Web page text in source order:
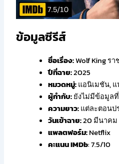
ข้อมูลซีรีส์
ชื่อเรื่อง:Wolf King ร
ปีที่ฉาย:2025
หมวดหมู่:แอนิเมชัน,
ผู้กำกับ:ยังไม่มีข้อมูล
ความยาว:แต่ละตอน
วันเข้าฉาย:20 มีนาคม
แพลตฟอร์ม:Netflix
คะแนน IMDb: 7.5/10